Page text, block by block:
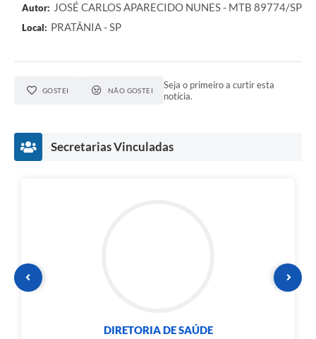
Autor: JOSÉ CARLOS APARECIDO NUNES - MTB 89774/SP
Local: PRATÂNIA - SP
GOSTEI NÃO GOSTEI
Seja o primeiro a curtir esta
notícia.
Secretarias Vinculadas
DIRETORIA DE SAÚDE